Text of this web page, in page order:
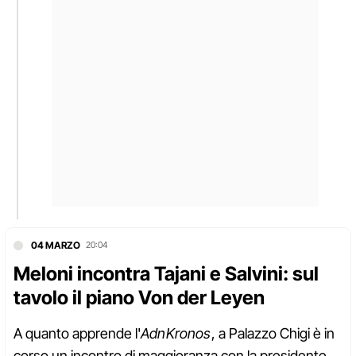
04 MARZO 20:04
Meloni incontra Tajani e Salvini: sul
tavolo il piano Von der Leyen
A quanto apprende l'AdnKronos, a Palazzo Chigi è in